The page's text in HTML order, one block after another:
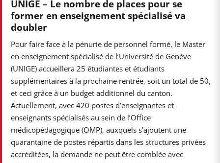
UNIGE – Le nombre de places pour se
former en enseignement spécialisé va
doubler
Pour faire face à la pénurie de personnel formé, le Master
en enseignement spécialisé de l’Université de Genève
(UNIGE) accueillera 25 étudiantes et étudiants
supplémentaires à la prochaine rentrée, soit un total de 50,
et ceci grâce à un budget additionnel du canton.
Actuellement, avec 420 postes d’enseignantes et
enseignants spécialisés au sein de l’Office
médicopédagogique (OMP), auxquels s’ajoutent une
quarantaine de postes répartis dans les structures privées
accréditées, la demande ne peut être comblée avec